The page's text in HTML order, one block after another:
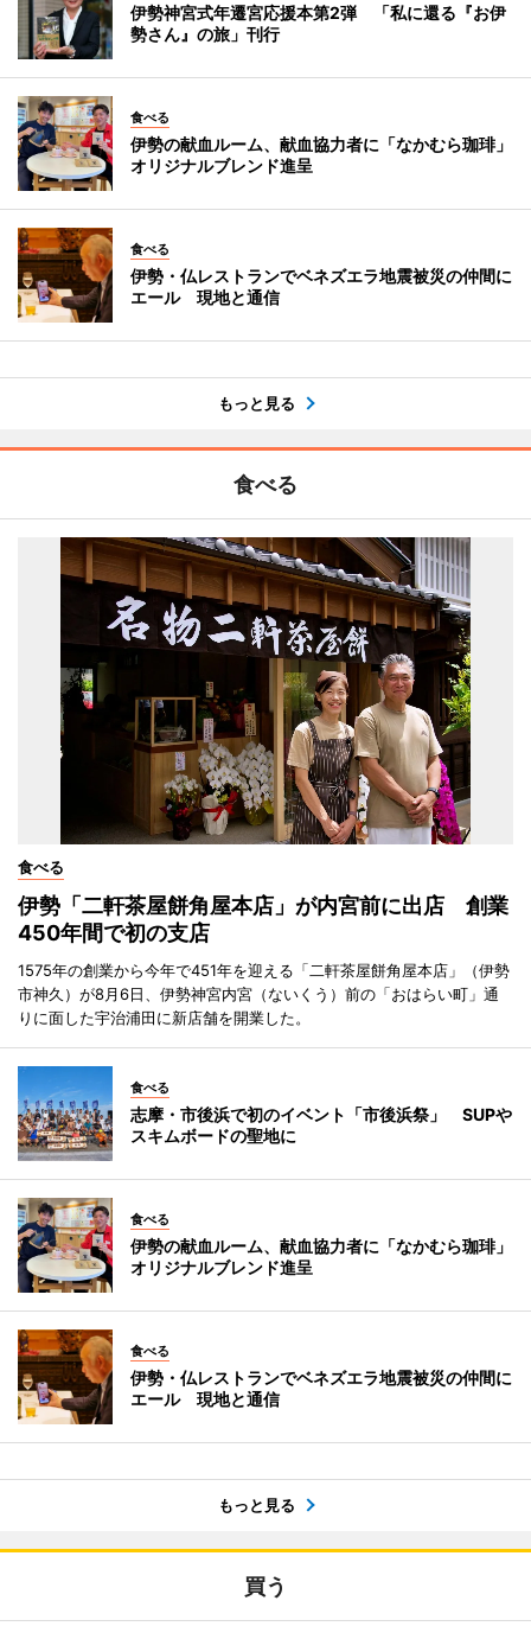
伊勢神宮式年遷宮応援本第2弾 「私に還る『お伊
勢さん』の旅」刊行
食べる
伊勢の献血ルーム、献血協力者に「なかむら珈琲」
オリジナルブレンド進呈
食べる
伊勢・仏レストランでベネズエラ地震被災の仲間に
エール 現地と通信
もっと見る
食べる
食べる
伊勢「二軒茶屋餅角屋本店」が内宮前に出店 創業
450年間で初の支店
1575年の創業から今年で451年を迎える「二軒茶屋餅角屋本店」（伊勢
市神久）が8月6日、伊勢神宮内宮（ないくう）前の「おはらい町」通
りに面した宇治浦田に新店舗を開業した。
食べる
志摩・市後浜で初のイベント「市後浜祭」 SUPや
スキムボードの聖地に
食べる
伊勢の献血ルーム、献血協力者に「なかむら珈琲」
オリジナルブレンド進呈
食べる
伊勢・仏レストランでベネズエラ地震被災の仲間に
エール 現地と通信
もっと見る
買う